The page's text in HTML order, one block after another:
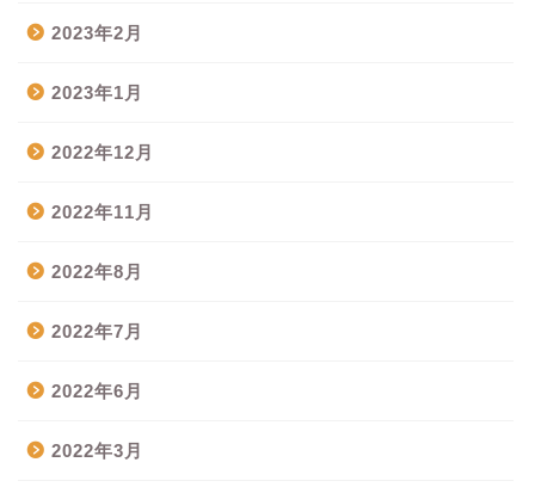
2023年2月
2023年1月
2022年12月
2022年11月
2022年8月
2022年7月
2022年6月
2022年3月